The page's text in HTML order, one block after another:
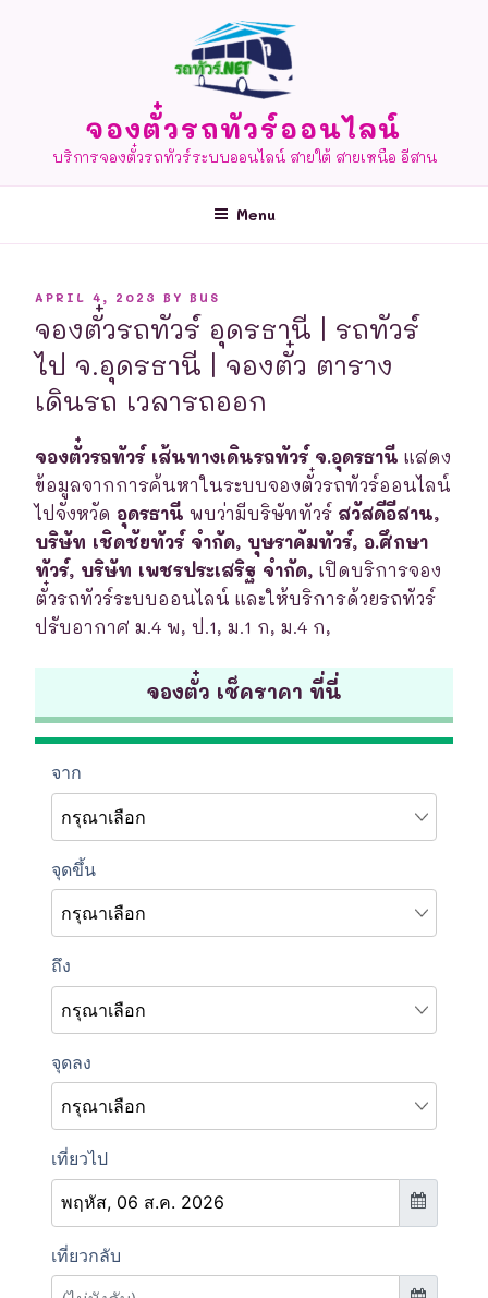
จองตั๋วรถทัวร์ออนไลน์
บริการจองตั๋วรถทัวร์ระบบออนไลน์ สายใต้ สายเหนือ อีสาน
Menu
POSTED
APRIL 4, 2023 BY BUS
จองตั๋วรถทัวร์ อุดรธานี | รถทัวร์
ไป จ.อุดรธานี | จองตั๋ว ตาราง
เดินรถ เวลารถออก
จองตั๋วรถทัวร์ เส้นทางเดินรถทัวร์ จ.อุดรธานี แสดง
ข้อมูลจากการค้นหาในระบบจองตั๋วรถทัวร์ออนไลน์
ไปจังหวัด อุดรธานี พบว่ามีบริษัททัวร์ สวัสดีอีสาน,
บริษัท เชิดชัยทัวร์ จำกัด, บุษราคัมทัวร์, อ.ศึกษา
ทัวร์, บริษัท เพชรประเสริฐ จำกัด, เปิดบริการจอง
ตั๋วรถทัวร์ระบบออนไลน์ และให้บริการด้วยรถทัวร์
ปรับอากาศ ม.4 พ, ป.1, ม.1 ก, ม.4 ก,
จองตั๋ว เช็คราคา ที่นี่